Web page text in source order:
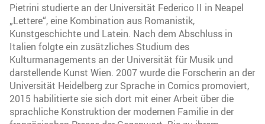
Pietrini studierte an der Universität Federico II in Neapel
„Lettere“, eine Kombination aus Romanistik,
Kunstgeschichte und Latein. Nach dem Abschluss in
Italien folgte ein zusätzliches Studium des
Kulturmanagements an der Universität für Musik und
darstellende Kunst Wien. 2007 wurde die Forscherin an der
Universität Heidelberg zur Sprache in Comics promoviert,
2015 habilitierte sie sich dort mit einer Arbeit über die
sprachliche Konstruktion der modernen Familie in der